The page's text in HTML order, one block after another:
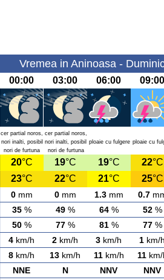
Vremea in Aninoasa -
00:00 03:00 06:00 09:00
cer partial noros,
nori inalti, posibil
nori de furtuna
cer partial noros,
nori inalti, posibil
nori de furtuna
ploaie cu fulgere ploaie cu
20°C 19°C 19°C 22°C
23°C 22°C 21°C 25°C
0mm 0mm 1.3mm 0.7
35% 49% 64% 52%
50% 77% 81% 77%
4 km/h 2 km/h 3 km/h 1 km/h
8 km/h 13 km/h 11km/h 11km/
NNE N NNV NNV